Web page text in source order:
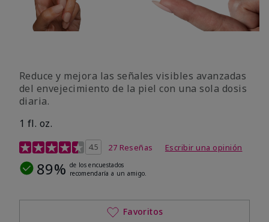
Reduce y mejora las señales visibles avanzadas
del envejecimiento de la piel con una sola dosis
diaria.
1 fl. oz.
Calificación de clientes de 4,1 de 5
4.5 27 Reseñas Escribir una opinión
89% de los encuestados
recomendaría a un amigo.
Favoritos